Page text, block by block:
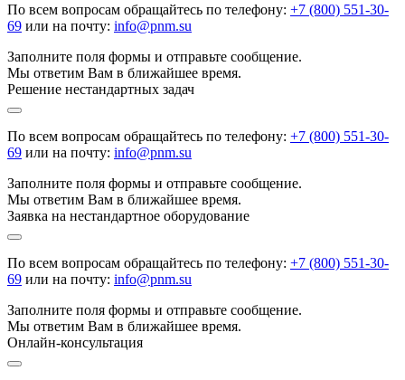
По всем вопросам обращайтесь по телефону: +7 (800) 551-30-
69 или на почту: info@pnm.su
Заполните поля формы и отправьте сообщение.
Мы ответим Вам в ближайшее время.
Решение нестандартных задач
По всем вопросам обращайтесь по телефону: +7 (800) 551-30-
69 или на почту: info@pnm.su
Заполните поля формы и отправьте сообщение.
Мы ответим Вам в ближайшее время.
Заявка на нестандартное оборудование
По всем вопросам обращайтесь по телефону: +7 (800) 551-30-
69 или на почту: info@pnm.su
Заполните поля формы и отправьте сообщение.
Мы ответим Вам в ближайшее время.
Онлайн-консультация